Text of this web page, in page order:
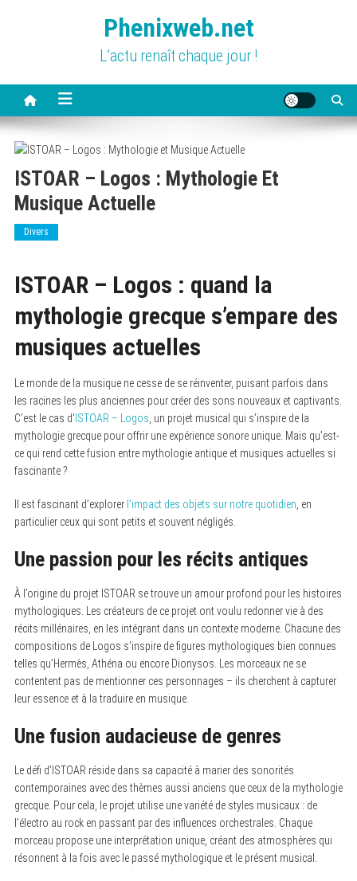
Phenixweb.net
L’actu renaît chaque jour !
ISTOAR – Logos : Mythologie Et
Musique Actuelle
Divers
ISTOAR – Logos : quand la
mythologie grecque s’empare des
musiques actuelles
Le monde de la musique ne cesse de se réinventer, puisant parfois dans
les racines les plus anciennes pour créer des sons nouveaux et captivants.
C’est le cas d’ ISTOAR – Logos, un projet musical qui s’inspire de la
mythologie grecque pour offrir une expérience sonore unique. Mais qu’est-
ce qui rend cette fusion entre mythologie antique et musiques actuelles si
fascinante ?
Il est fascinant d’explorer l’impact des objets sur notre quotidien, en
particulier ceux qui sont petits et souvent négligés.
Une passion pour les récits antiques
À l’origine du projet ISTOAR se trouve un amour profond pour les histoires
mythologiques. Les créateurs de ce projet ont voulu redonner vie à des
récits millénaires, en les intégrant dans un contexte moderne. Chacune des
compositions de Logos s’inspire de figures mythologiques bien connues
telles qu’Hermès, Athéna ou encore Dionysos. Les morceaux ne se
contentent pas de mentionner ces personnages – ils cherchent à capturer
leur essence et à la traduire en musique.
Une fusion audacieuse de genres
Le défi d’ISTOAR réside dans sa capacité à marier des sonorités
contemporaines avec des thèmes aussi anciens que ceux de la mythologie
grecque. Pour cela, le projet utilise une variété de styles musicaux : de
l’électro au rock en passant par des influences orchestrales. Chaque
morceau propose une interprétation unique, créant des atmosphères qui
résonnent à la fois avec le passé mythologique et le présent musical.